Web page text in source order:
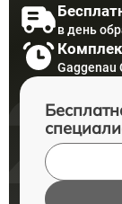
в день
Gaggenau